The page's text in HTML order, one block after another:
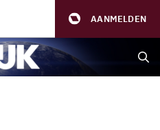
AANMELDEN